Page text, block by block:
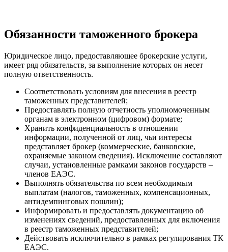
Обязанности таможенного брокера
Юридическое лицо, предоставляющее брокерские услуги,
имеет ряд обязательств, за выполнение которых он несет
полную ответственность.
Соответствовать условиям для внесения в реестр
таможенных представителей;
Предоставлять полную отчетность уполномоченным
органам в электронном (цифровом) формате;
Хранить конфиденциальность в отношении
информации, полученной от лиц, чьи интересы
представляет брокер (коммерческие, банковские,
охраняемые законом сведения). Исключение составляют
случаи, установленные рамками законов государств –
членов ЕАЭС.
Выполнять обязательства по всем необходимым
выплатам (налогов, таможенных, компенсационных,
антидемпинговых пошлин);
Информировать и предоставлять документацию об
изменениях сведений, предоставленных для включения
в реестр таможенных представителей;
Действовать исключительно в рамках регулирования ТК
ЕАЭС.